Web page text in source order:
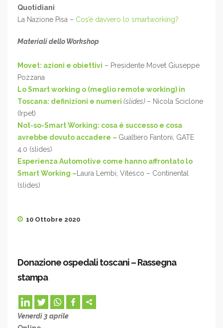
Quotidiani
La Nazione Pisa – Cos’è davvero lo smartworking?
Materiali dello Workshop
Movet: azioni e obiettivi – Presidente Movet Giuseppe
Pozzana
Lo Smart working o (meglio remote working) in
Toscana: definizioni e numeri (slides) – Nicola Sciclone
(Irpet)
Not-so-Smart Working: cosa è successo e cosa
avrebbe dovuto accadere – Gualtiero Fantoni, GATE
4.0 (slides)
Esperienza Automotive come hanno affrontato lo
Smart Working – Laura Lembi, Vitesco – Continental
(slides)
10 Ottobre 2020
Donazione ospedali toscani – Rassegna
stampa
Venerdì 3 aprile